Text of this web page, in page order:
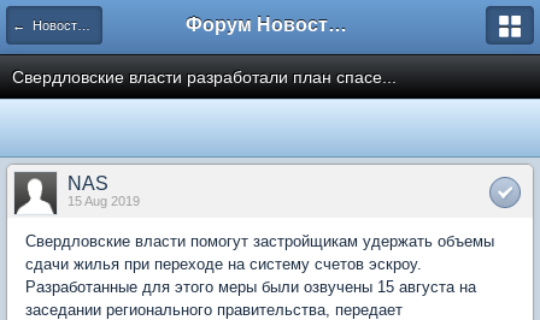
← Новости рынка недвижимости Форум Новостройки
Свердловские власти разработали план спасе...
NAS
15 Aug 2019
Свердловские власти помогут застройщикам удержать объемы
сдачи жилья при переходе на систему счетов эскроу.
Разработанные для этого меры были озвучены 15 августа на
заседании регионального правительства, передает